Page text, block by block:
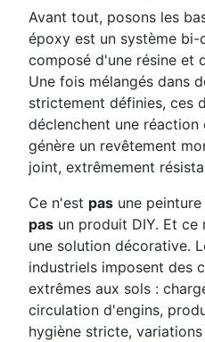
Avant tout, posons les
époxy est un système bi-
composé d'une résine et
Une fois mélangés dans
strictement définies, ces
déclenchent une réaction
génère un revêtement
joint, extrêmement
Ce n'est pas une
pas un produit DIY. Et ce
une solution décorative.
industriels imposent des
extrêmes aux sols :
circulation d'engins,
hygiène stricte,